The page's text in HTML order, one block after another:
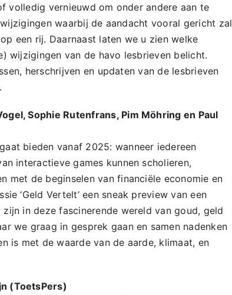
volledig vernieuwd om onder andere aan te
waarbij de aandacht vooral gericht zal
een rij. Daarnaast laten we u zien welke
wijzigingen van de havo lesbrieven belicht.
herschrijven en updaten van de lesbrieven
Sophie Rutenfrans, Pim Möhring en Paul
bieden vanaf 2025: wanneer iedereen
interactieve games kunnen scholieren,
met de beginselen van financiële economie en
‘Geld Vertelt’ een sneak preview van een
in deze fascinerende wereld van goud, geld
we graag in gesprek gaan en samen nadenken
is met de waarde van de aarde, klimaat, en
(ToetsPers)